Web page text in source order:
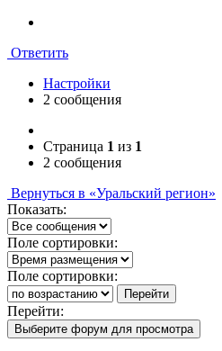
Ответить
Настройки
2 сообщения
Страница 1 из 1
2 сообщения
Вернуться в «Уральский регион»
Показать:
Поле сортировки:
Поле сортировки:
Перейти
Перейти:
Выберите форум для просмотра